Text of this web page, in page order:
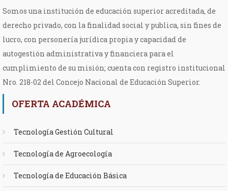
Somos una institución de educación superior acreditada, de
derecho privado, con la finalidad social y publica, sin fines de
lucro, con personería jurídica propia y capacidad de
autogestión administrativa y financiera para el
cumplimiento de su misión; cuenta con registro institucional
Nro. 218-02 del Concejo Nacional de Educación Superior.
OFERTA ACADÉMICA
Tecnología Gestión Cultural
Tecnología de Agroecología
Tecnología de Educación Básica